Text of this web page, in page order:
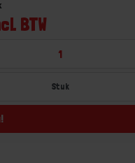
BTW
Stuk